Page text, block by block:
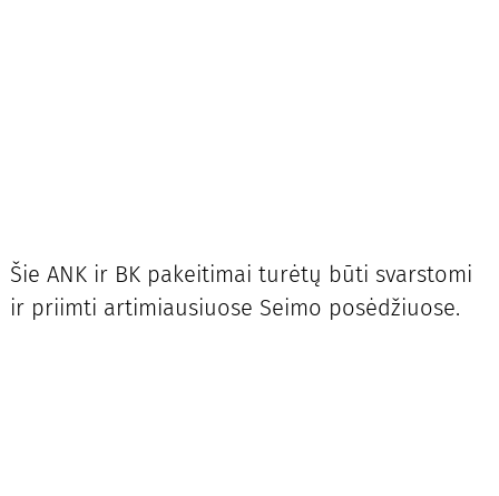
Šie ANK ir BK pakeitimai turėtų būti svarstomi
ir priimti artimiausiuose Seimo posėdžiuose.